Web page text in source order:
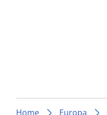
Home Europa